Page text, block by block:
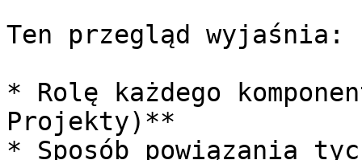
Ten przegląd wyjaśnia:
* Rolę każdego
Projekty)**
* Sposób powiązania